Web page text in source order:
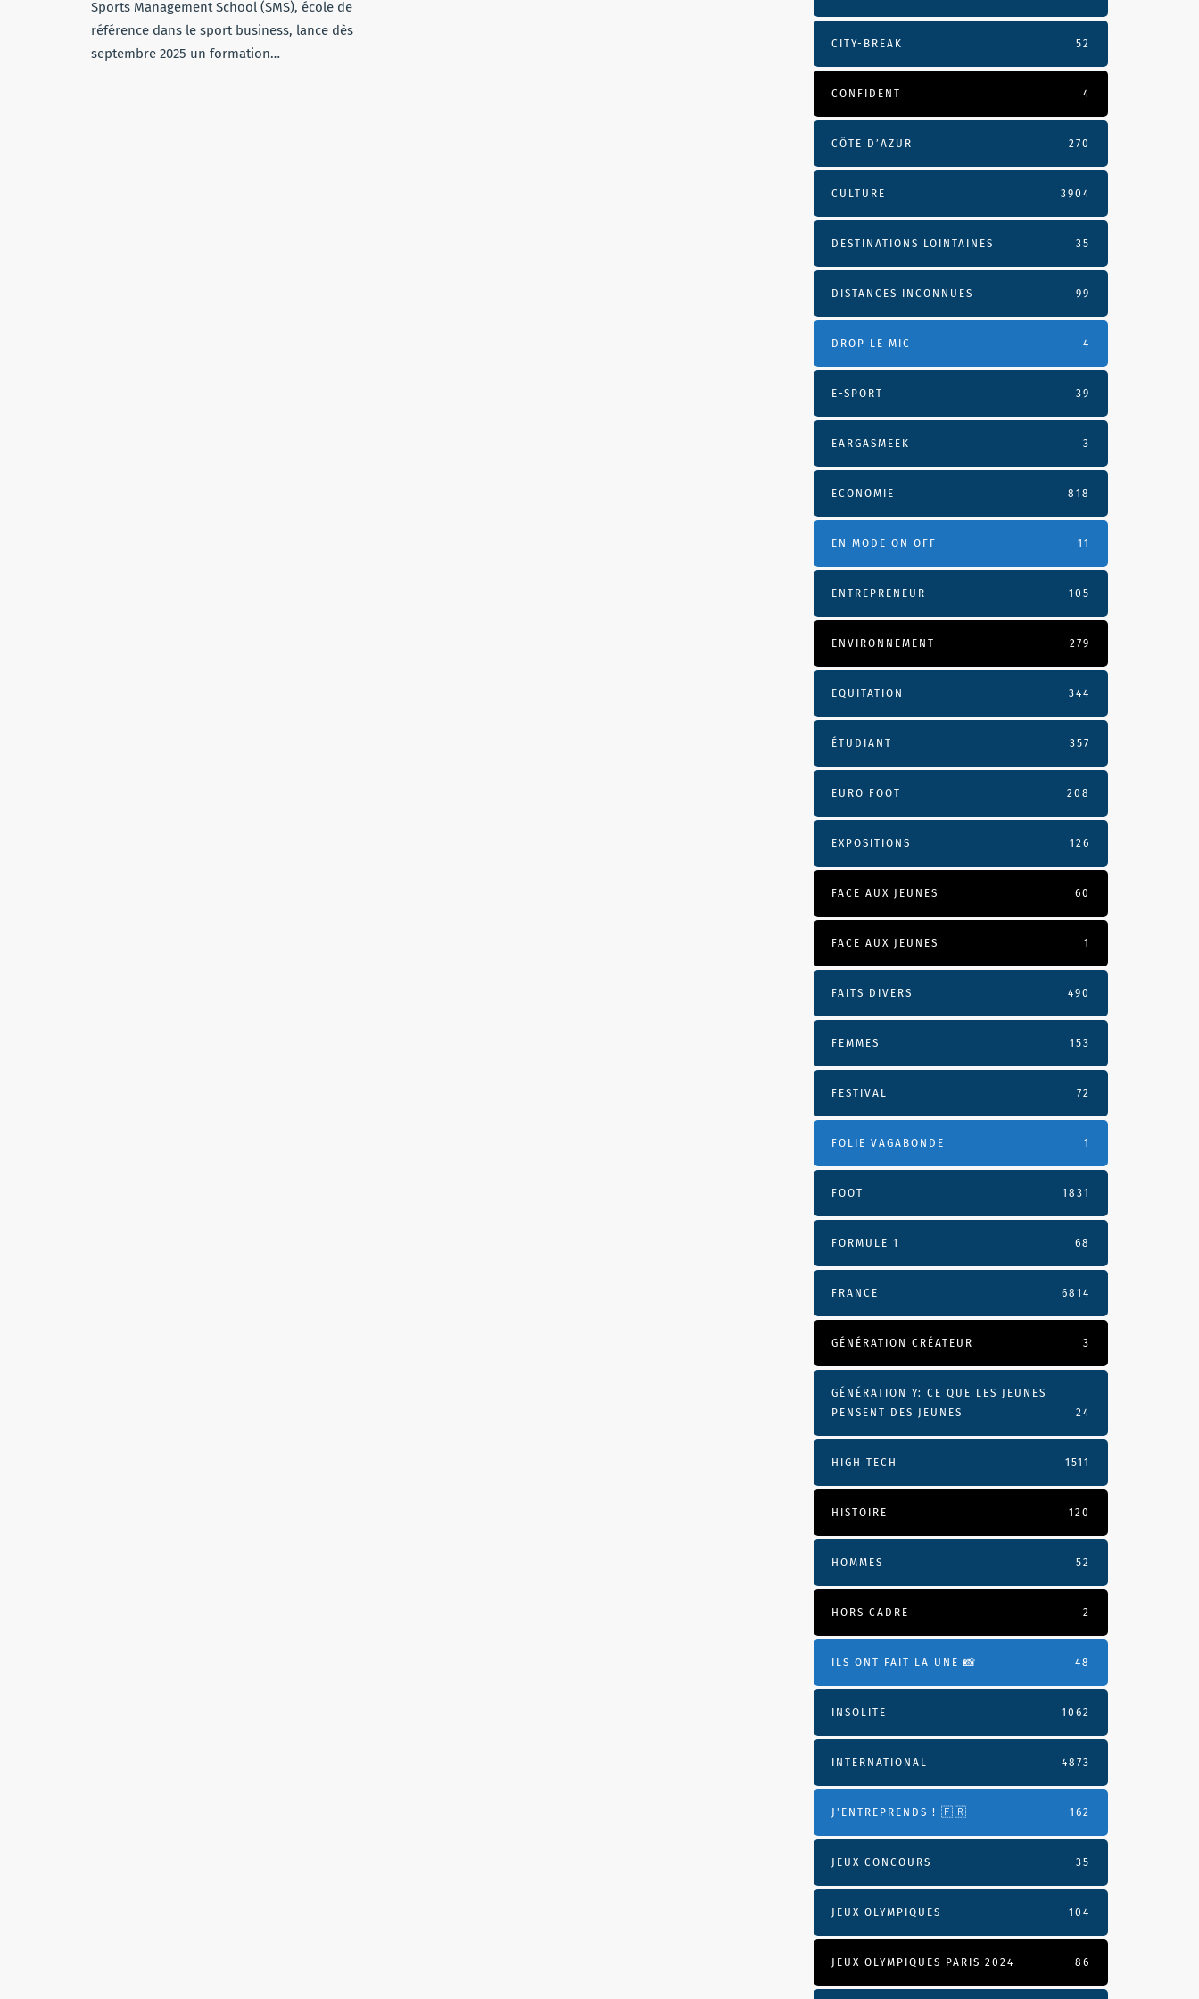
Sports Management School (SMS), école de
référence dans le sport business, lance dès
septembre 2025 un formation…
CITY-BREAK 52
CONFIDENT 4
CÔTE D’AZUR 270
CULTURE 3904
DESTINATIONS LOINTAINES 35
DISTANCES INCONNUES 99
DROP LE MIC 4
E-SPORT 39
EARGASMEEK 3
ECONOMIE 818
EN MODE ON OFF 11
ENTREPRENEUR 105
ENVIRONNEMENT 279
EQUITATION 344
ÉTUDIANT 357
EURO FOOT 208
EXPOSITIONS 126
FACE AUX JEUNES 60
FACE AUX JEUNES 1
FAITS DIVERS 490
FEMMES 153
FESTIVAL 72
FOLIE VAGABONDE 1
FOOT 1831
FORMULE 1 68
FRANCE 6814
GÉNÉRATION CRÉATEUR 3
GÉNÉRATION Y: CE QUE LES JEUNES
PENSENT DES JEUNES
24
HIGH TECH 1511
HISTOIRE 120
HOMMES 52
HORS CADRE 2
ILS ONT FAIT LA UNE 📸 48
INSOLITE 1062
INTERNATIONAL 4873
J'ENTREPRENDS ! 🇫🇷 162
JEUX CONCOURS 35
JEUX OLYMPIQUES 104
JEUX OLYMPIQUES PARIS 2024 86